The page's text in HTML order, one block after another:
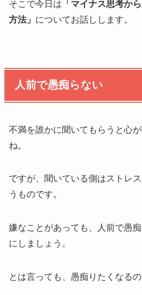
そこで今日は 「マイナス思考か
方法」 についてお話しします。
人前で愚痴らない
不満を誰かに聞いてもらうと心
ね。
ですが、聞いている側はストレ
うものです。
嫌なことがあっても、人前で愚
にしましょう。
とは言っても、愚痴りたくなるの